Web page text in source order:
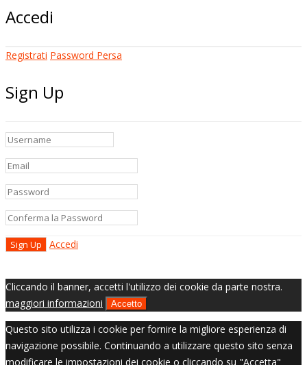
Accedi
Registrati Password Persa
Sign Up
Accedi
Cliccando il banner, accetti l'utilizzo dei cookie da parte nostra.
maggiori informazioni
Accetto
Questo sito utilizza i cookie per fornire la migliore esperienza di
navigazione possibile. Continuando a utilizzare questo sito senza
modificare le impostazioni dei cookie o cliccando su "Accetta"